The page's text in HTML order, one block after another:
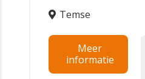
Temse
Meer
informatie